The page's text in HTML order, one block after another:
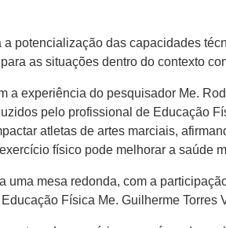
potencialização das capacidades
as situações dentro do contexto
a experiência do pesquisador Me.
pelo profissional de Educação
atletas de artes marciais,
físico pode melhorar a saúde
uma mesa redonda, com a
Física Me. Guilherme Torres